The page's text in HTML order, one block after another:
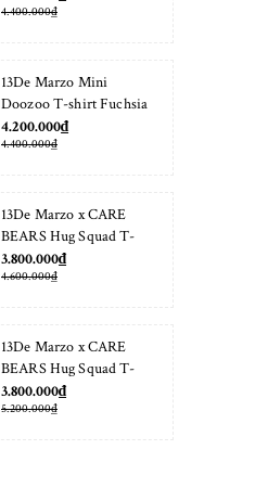
4.400.000₫
13De Marzo Mini
Doozoo T-shirt Fuchsia
Fedora
4.200.000₫
4.400.000₫
13De Marzo x CARE
BEARS Hug Squad T-
shirt Almond Blossom
3.800.000₫
4.600.000₫
13De Marzo x CARE
BEARS Hug Squad T-
shirt Placid Blue
3.800.000₫
5.200.000₫